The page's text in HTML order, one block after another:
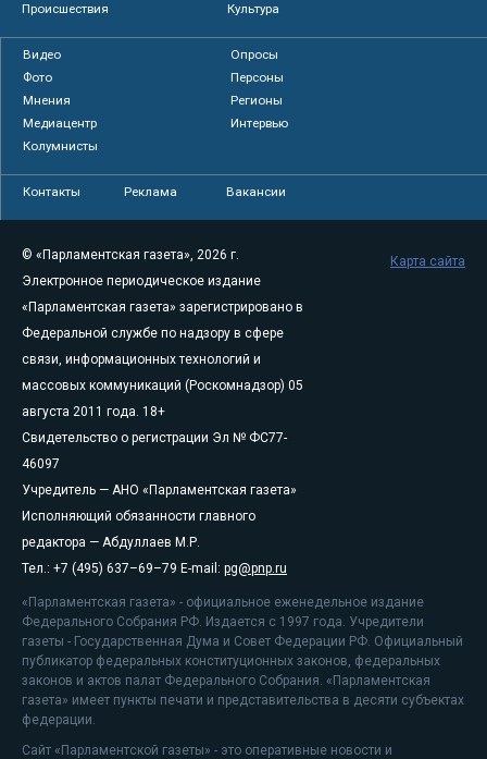
Происшествия
Культура
Видео
Опросы
Фото
Персоны
Мнения
Регионы
Медиацентр
Интервью
Колумнисты
Контакты Реклама Вакансии
© «Парламентская газета», 2026 г.
Электронное периодическое издание
«Парламентская газета» зарегистрировано в
Федеральной службе по надзору в сфере
связи, информационных технологий и
массовых коммуникаций (Роскомнадзор) 05
августа 2011 года. 18+
Свидетельство о регистрации Эл № ФС77-
46097
Учредитель — АНО «Парламентская газета»
Исполняющий обязанности главного
редактора — Абдуллаев М.Р.
Тел.: +7 (495) 637–69–79 E-mail: pg@pnp.ru
«Парламентская газета» - официальное еженедельное издание
Федерального Собрания РФ. Издается с 1997 года. Учредители
газеты - Государственная Дума и Совет Федерации РФ. Официальный
публикатор федеральных конституционных законов, федеральных
законов и актов палат Федерального Собрания. «Парламентская
газета» имеет пункты печати и представительства в десяти субъектах
федерации.
Сайт «Парламентской газеты» - это оперативные новости и
Карта сайта